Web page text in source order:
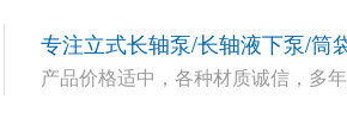
专注立式长轴泵/长轴液下泵/筒
产品价格适中，各种材质诚信，